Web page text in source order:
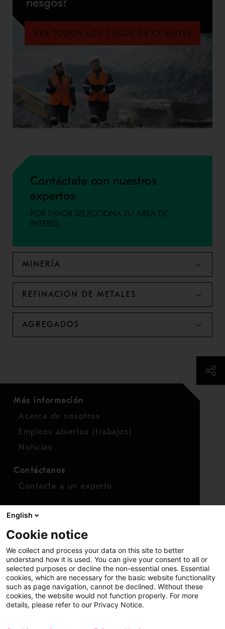
VER TODOS LOS CASOS DE CLIENTES
Contáctate con nuestros
expertos
POR FAVOR SELECCIONA TU ÁREA DE
INTERÉS.
MINERÍA
REFINACIÓN DE METALES
AGREGADOS
Más información
Acerca de nosotros
Empleos abiertos (trabajos)
Noticias
Contáctanos
Contacta a un experto
Finanzas
Acciones
English
Cookie notice
We collect and process your data on this site to better
understand how it is used. You can give your consent to all or
selected purposes or decline the non-essential ones. Essential
cookies, which are necessary for the basic website functionality
such as page navigation, cannot be declined. Without these
cookies, the website would not function properly. For more
details, please refer to our Privacy Notice.